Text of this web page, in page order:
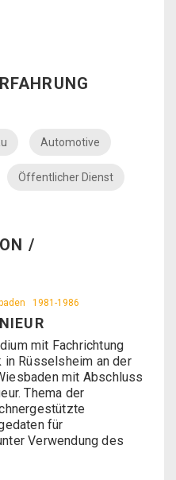
Automotive
Öffentlicher Dienst
/
1981-1986
mit Fachrichtung
in Rüsselsheim an der
mit Abschluss
Thema der
für
Verwendung des